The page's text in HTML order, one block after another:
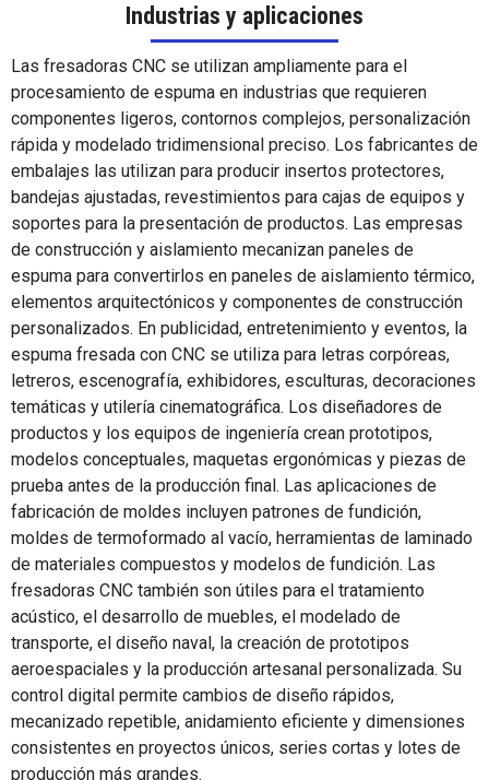
Industrias y aplicaciones
Las fresadoras CNC se utilizan ampliamente para el
procesamiento de espuma en industrias que requieren
componentes ligeros, contornos complejos, personalización
rápida y modelado tridimensional preciso. Los fabricantes de
embalajes las utilizan para producir insertos protectores,
bandejas ajustadas, revestimientos para cajas de equipos y
soportes para la presentación de productos. Las empresas
de construcción y aislamiento mecanizan paneles de
espuma para convertirlos en paneles de aislamiento térmico,
elementos arquitectónicos y componentes de construcción
personalizados. En publicidad, entretenimiento y eventos, la
espuma fresada con CNC se utiliza para letras corpóreas,
letreros, escenografía, exhibidores, esculturas, decoraciones
temáticas y utilería cinematográfica. Los diseñadores de
productos y los equipos de ingeniería crean prototipos,
modelos conceptuales, maquetas ergonómicas y piezas de
prueba antes de la producción final. Las aplicaciones de
fabricación de moldes incluyen patrones de fundición,
moldes de termoformado al vacío, herramientas de laminado
de materiales compuestos y modelos de fundición. Las
fresadoras CNC también son útiles para el tratamiento
acústico, el desarrollo de muebles, el modelado de
transporte, el diseño naval, la creación de prototipos
aeroespaciales y la producción artesanal personalizada. Su
control digital permite cambios de diseño rápidos,
mecanizado repetible, anidamiento eficiente y dimensiones
consistentes en proyectos únicos, series cortas y lotes de
producción más grandes.